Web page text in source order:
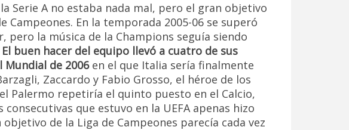
Serie A no estaba nada mal, pero el gran objetivo
Campeones. En la temporada 2005-06 se superó
pero la música de la Champions seguía siendo
El buen hacer del equipo llevó a cuatro de sus
de 2006en el que Italia sería finalmente
Zaccardo y Fabio Grosso, el héroe de los
Palermo repetiría el quinto puesto en el Calcio,
que estuvo en la UEFA apenas hizo
de la Liga de Campeones parecía cada vez